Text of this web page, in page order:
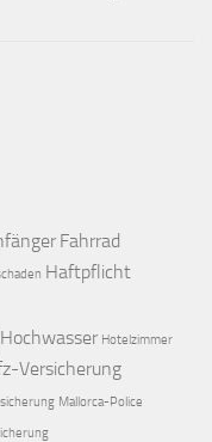
Fahrrad
Haftpflicht
Hochwasser Hotelzimmer
Versicherung
Mallorca-Police